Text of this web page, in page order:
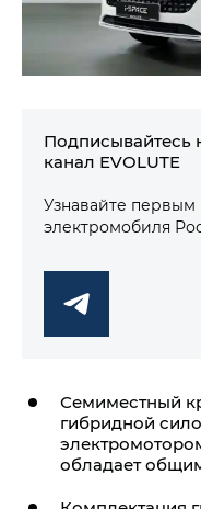
Подписывайтесь
канал EVOLUTE
Узнавайте первым
электромобиля
Семиместный
гибридной
обладает